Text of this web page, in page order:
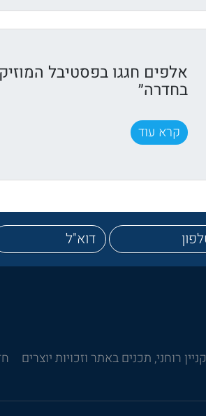
אלפים חגגו בפסטיבל
בחדרה״
קרא עוד
קניין רוחני, תכנים באתר וזכויות יוצרים